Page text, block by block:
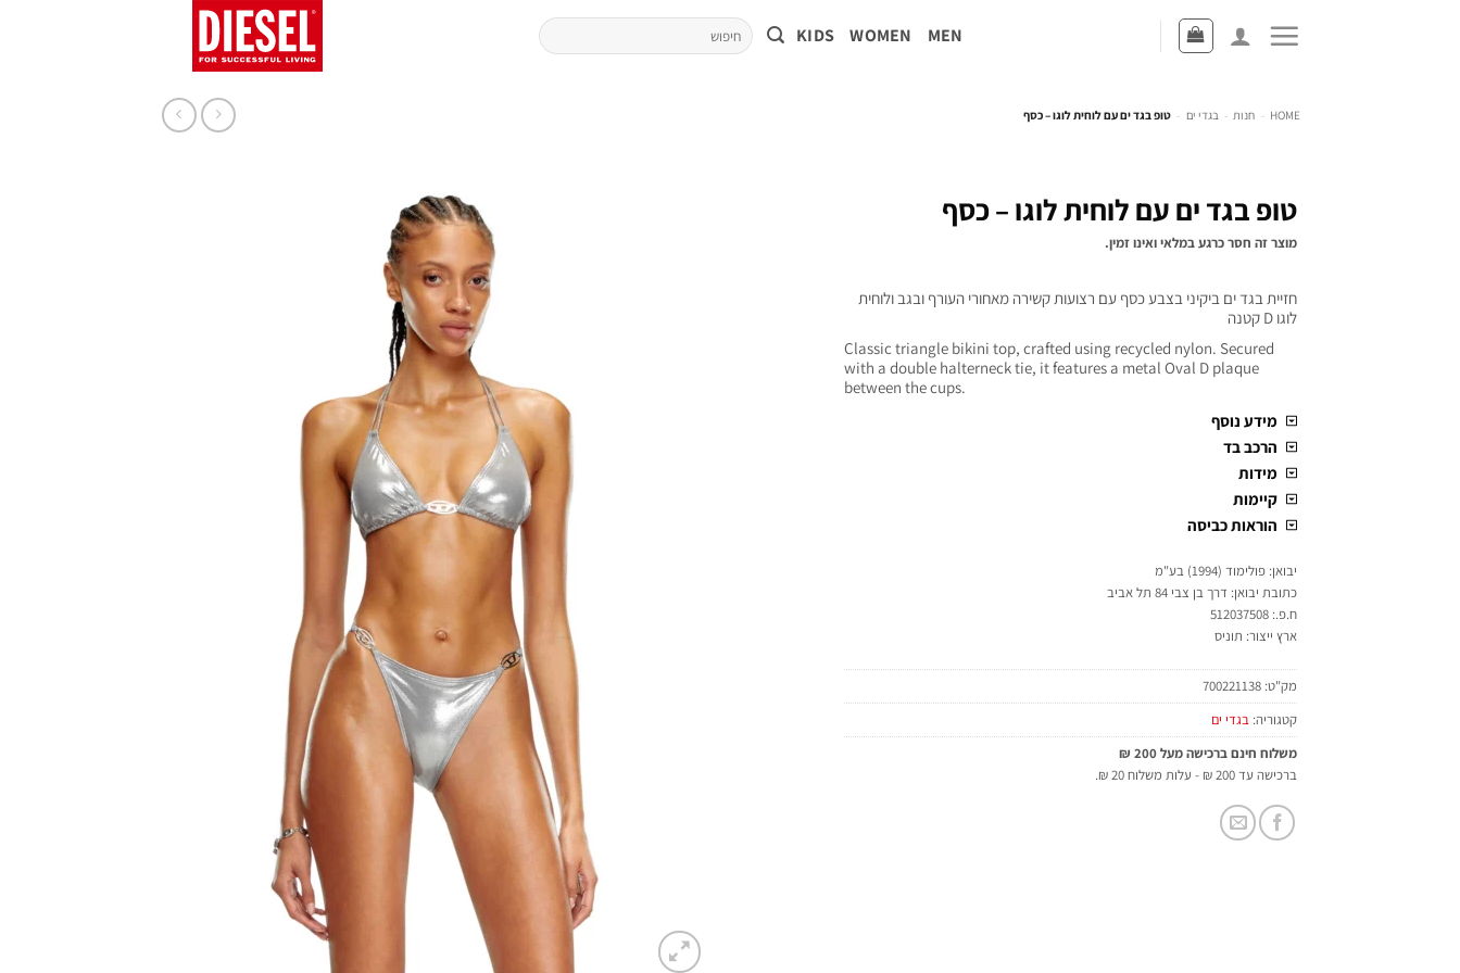
MEN
WOMEN
KIDS
HOME
- חנות - בגדי ים - טופ בגד ים עם לוחית לוגו – כסף
טופ בגד ים עם לוחית לוגו – כסף
מוצר זה חסר כרגע במלאי ואינו זמין.
חזיית בגד ים ביקיני בצבע כסף עם רצועות קשירה מאחורי העורף ובגב ולוחית
לוגו D קטנה
Classic triangle bikini top, crafted using recycled nylon. Secured
with a double halterneck tie, it features a metal Oval D plaque
between the cups.
מידע נוסף
הרכב בד
מידות
קיימות
הוראות כביסה
יבואן: פולימוד (1994) בע"מ
כתובת יבואן: דרך בן צבי 84 תל אביב
ח.פ.: 512037508
ארץ ייצור: תוניס
מק"ט: 700221138
קטגוריה: בגדי ים
משלוח חינם ברכישה מעל 200 ₪
ברכישה עד 200 ₪ - עלות משלוח 20 ₪.